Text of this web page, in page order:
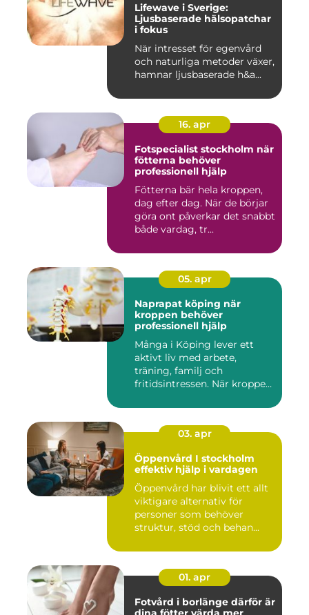
Lifewave i Sverige:
Ljusbaserade hälsopatchar
i fokus
När intresset för egenvård
och naturliga metoder växer,
hamnar ljusbaserade h&a...
16. apr
Fotspecialist stockholm när
fötterna behöver
professionell hjälp
Fötterna bär hela kroppen,
dag efter dag. När de börjar
göra ont påverkar det snabbt
både vardag, tr...
05. apr
Naprapat köping när
kroppen behöver
professionell hjälp
Många i Köping lever ett
aktivt liv med arbete,
träning, familj och
fritidsintressen. När kroppen
03. apr
Öppenvård I stockholm
effektiv hjälp i vardagen
Öppenvård har blivit ett allt
viktigare alternativ för
personer som behöver
struktur, stöd och behan...
01. apr
Fotvård i borlänge därför är